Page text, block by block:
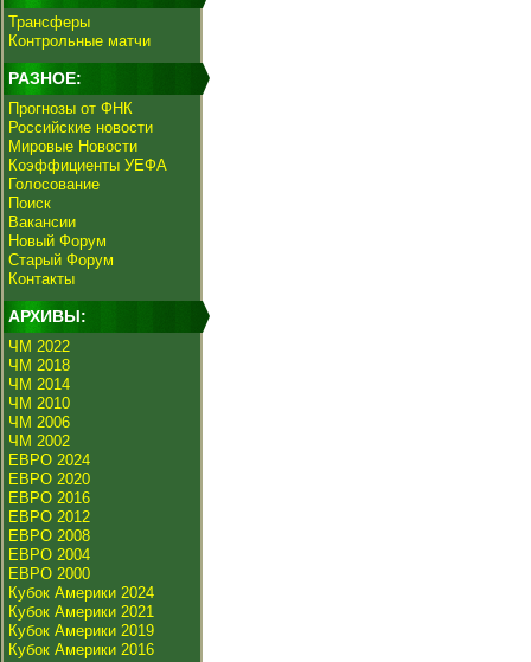
Трансферы
Контрольные матчи
РАЗНОЕ:
Прогнозы от ФНК
Российские новости
Мировые Новости
Коэффициенты УЕФА
Голосование
Поиск
Вакансии
Новый Форум
Старый Форум
Контакты
АРХИВЫ:
ЧМ 2022
ЧМ 2018
ЧМ 2014
ЧМ 2010
ЧМ 2006
ЧМ 2002
ЕВРО 2024
ЕВРО 2020
ЕВРО 2016
ЕВРО 2012
ЕВРО 2008
ЕВРО 2004
ЕВРО 2000
Кубок Америки 2024
Кубок Америки 2021
Кубок Америки 2019
Кубок Америки 2016